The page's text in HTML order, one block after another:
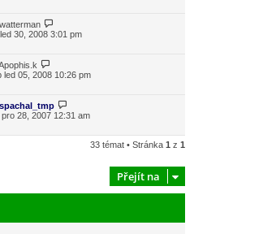
watterman
30, 2008 3:01 pm
led 05, 2008 10:26 pm
spachal_tmp
pro 28, 2007 12:31 am
33 témat • Stránka 1 z 1
Přejít na